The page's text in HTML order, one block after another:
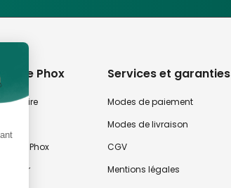
de Phox
faire
Phox
Services et garanties
Modes de paiement
Modes de livraison
CGV
Mentions légales